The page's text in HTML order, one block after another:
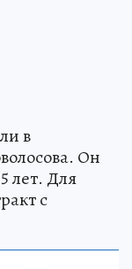
в
Он
лет. Для
с